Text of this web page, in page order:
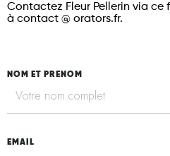
Contactez Fleur Pellerin via ce
à contact @ orators.fr.
NOM ET PRENOM
EMAIL